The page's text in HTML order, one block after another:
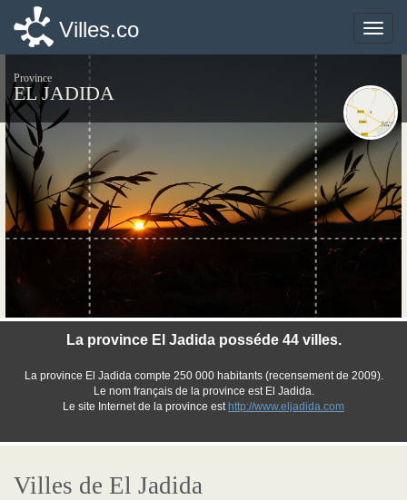
Toggle
Villes.co
Province
EL JADIDA
La province El Jadida posséde 44 villes.
La province El Jadida compte 250 000 habitants (recensement de 2009).
Le nom français de la province est El Jadida.
Le site Internet de la province est http://www.eljadida.com
Villes de El Jadida
Toggle
Villes.co